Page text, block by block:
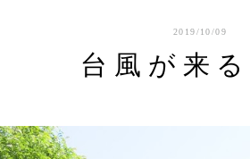
2019/10/09
台風が来